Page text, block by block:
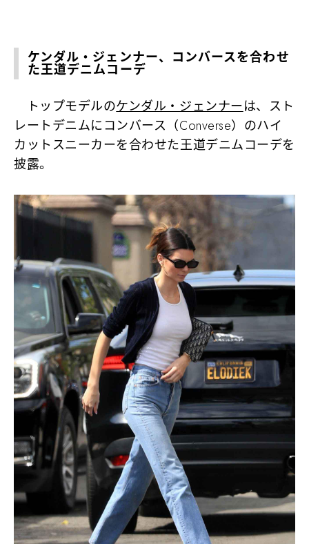
ケンダル・ジェンナー、コンバースを合わせ
た王道デニムコーデ
トップモデルのケンダル・ジェンナーは、スト
レートデニムにコンバース（Converse）のハイ
カットスニーカーを合わせた王道デニムコーデを
披露。